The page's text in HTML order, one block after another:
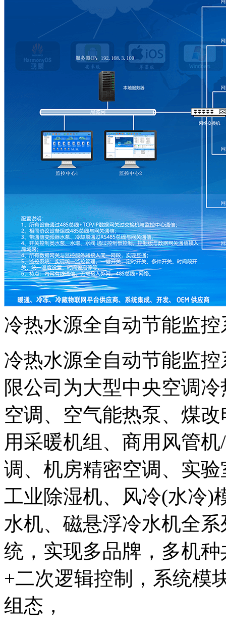
冷热水源全自动节能监控
冷热水源全自动节能监
限公司为大型中央空调
空调、空气能热泵、煤
用采暖机组、商用风管
调、机房精密空调、实
工业除湿机、风冷(水冷)
水机、磁悬浮冷水机全
统，实现多品牌，多机
+二次逻辑控制，系统模
组态，